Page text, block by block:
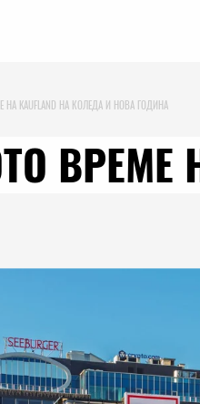
НА KAUFLAND НА КОЛЕДА И НОВА ГОДИНА
ВРЕМЕ